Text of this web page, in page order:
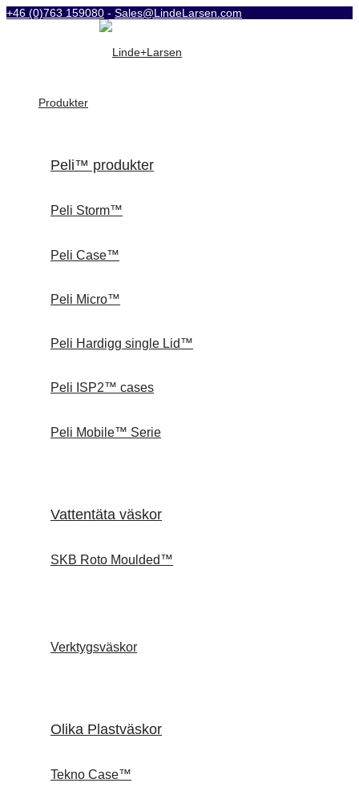
+46 (0)763 159080 - Sales@LindeLarsen.com
Produkter
Peli™ produkter
Peli Storm™
Peli Case™
Peli Micro™
Peli Hardigg single Lid™
Peli ISP2™ cases
Peli Mobile™ Serie
Vattentäta väskor
SKB Roto Moulded™
Verktygsväskor
Olika Plastväskor
Tekno Case™